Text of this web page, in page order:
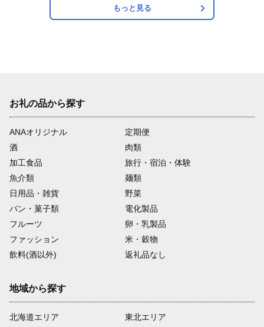
もっと見る
お礼の品から探す
ANAオリジナル
定期便
酒
肉類
加工食品
旅行・宿泊・体験
魚介類
麺類
日用品・雑貨
野菜
パン・菓子類
電化製品
フルーツ
卵・乳製品
ファッション
米・穀物
飲料(酒以外)
返礼品なし
地域から探す
北海道エリア
東北エリア